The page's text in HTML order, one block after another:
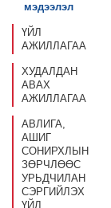
мэдээлэл
ҮЙЛ
АЖИЛЛАГАА
ХУДАЛДАН
АВАХ
АЖИЛЛАГАА
АВЛИГА,
АШИГ
СОНИРХЛЫН
ЗӨРЧЛӨӨС
УРЬДЧИЛАН
СЭРГИЙЛЭХ
ҮЙЛ